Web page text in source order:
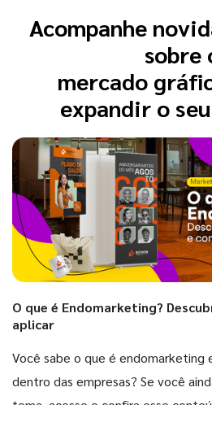
Acompanhe
sobre
mercado
expandir o
O que é Endomarketing?
aplicar
Você sabe o que é endomarketing
dentro das empresas? Se você
tema, acesse e confira esse